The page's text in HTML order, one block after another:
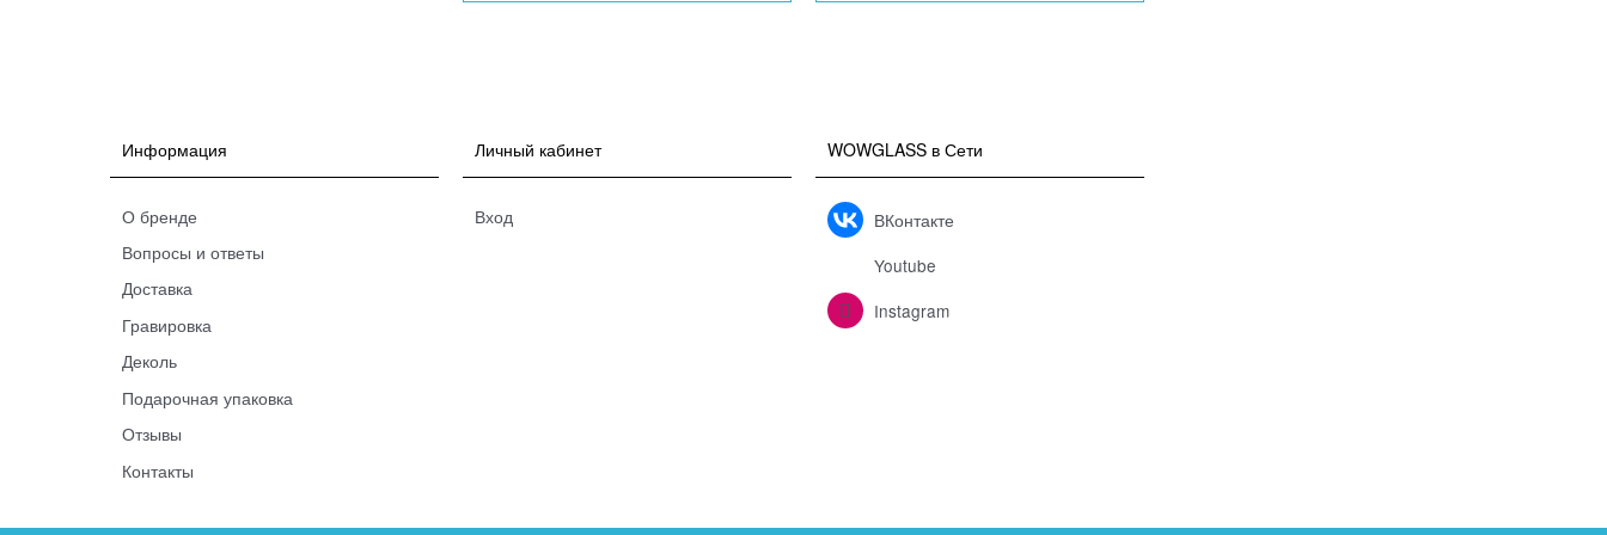
Информация
О бренде
Вопросы и ответы
Доставка
Гравировка
Деколь
Подарочная упаковка
Отзывы
Контакты
Личный кабинет
Вход
WOWGLASS в Сети
ВКонтакте
Youtube
Instagram